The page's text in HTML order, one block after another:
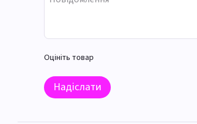
Оцініть товар
Надіслати